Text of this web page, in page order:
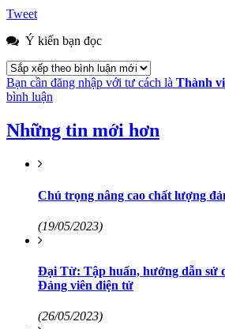
Tweet
Ý kiến bạn đọc
Bạn cần đăng nhập với tư cách là Thành
bình luận
Những tin mới hơn
Chú trọng nâng cao chất lượng
(19/05/2023)
Đại Từ: Tập huấn, hướng dẫn sử
Đảng viên điện tử
(26/05/2023)